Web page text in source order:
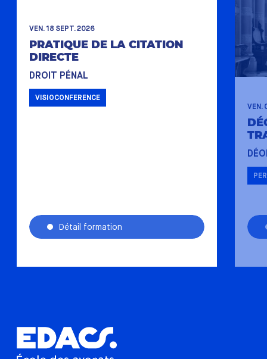
VEN. 18 SEPT. 2026
PRATIQUE DE LA CITATION
DIRECTE
DROIT PÉNAL
VISIOCONFERENCE
Détail formation
VEN.